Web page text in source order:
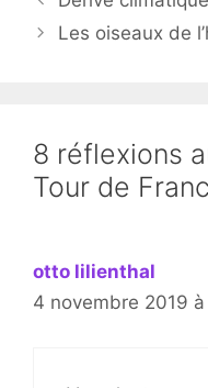
Les oiseaux de
8 réflexions
Tour de
otto lilienthal
4 novembre 2019